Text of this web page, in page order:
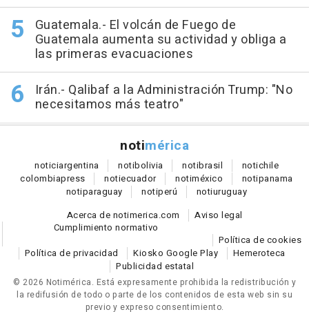
Guatemala.- El volcán de Fuego de
Guatemala aumenta su actividad y obliga a
las primeras evacuaciones
Irán.- Qalibaf a la Administración Trump: "No
necesitamos más teatro"
notimérica
noticiargentina notibolivia notibrasil notichile
colombiapress notiecuador notiméxico notipanama
notiparaguay notiperú notiuruguay
Acerca de notimerica.com
Aviso legal
Cumplimiento normativo
Política de cookies
Política de privacidad
Kiosko Google Play
Hemeroteca
Publicidad estatal
© 2026 Notimérica. Está expresamente prohibida la redistribución y
la redifusión de todo o parte de los contenidos de esta web sin su
previo y expreso consentimiento.